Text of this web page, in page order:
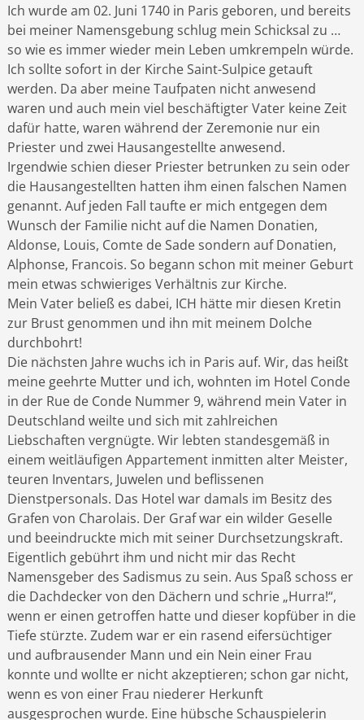
Ich wurde am 02. Juni 1740 in Paris geboren, und bereits
bei meiner Namensgebung schlug mein Schicksal zu …
so wie es immer wieder mein Leben umkrempeln würde.
Ich sollte sofort in der Kirche Saint-Sulpice getauft
werden. Da aber meine Taufpaten nicht anwesend
waren und auch mein viel beschäftigter Vater keine Zeit
dafür hatte, waren während der Zeremonie nur ein
Priester und zwei Hausangestellte anwesend.
Irgendwie schien dieser Priester betrunken zu sein oder
die Hausangestellten hatten ihm einen falschen Namen
genannt. Auf jeden Fall taufte er mich entgegen dem
Wunsch der Familie nicht auf die Namen Donatien,
Aldonse, Louis, Comte de Sade sondern auf Donatien,
Alphonse, Francois. So begann schon mit meiner Geburt
mein etwas schwieriges Verhältnis zur Kirche.
Mein Vater beließ es dabei, ICH hätte mir diesen Kretin
zur Brust genommen und ihn mit meinem Dolche
durchbohrt!
Die nächsten Jahre wuchs ich in Paris auf. Wir, das heißt
meine geehrte Mutter und ich, wohnten im Hotel Conde
in der Rue de Conde Nummer 9, während mein Vater in
Deutschland weilte und sich mit zahlreichen
Liebschaften vergnügte. Wir lebten standesgemäß in
einem weitläufigen Appartement inmitten alter Meister,
teuren Inventars, Juwelen und beflissenen
Dienstpersonals. Das Hotel war damals im Besitz des
Grafen von Charolais. Der Graf war ein wilder Geselle
und beeindruckte mich mit seiner Durchsetzungskraft.
Eigentlich gebührt ihm und nicht mir das Recht
Namensgeber des Sadismus zu sein. Aus Spaß schoss er
die Dachdecker von den Dächern und schrie „Hurra!“,
wenn er einen getroffen hatte und dieser kopfüber in die
Tiefe stürzte. Zudem war er ein rasend eifersüchtiger
und aufbrausender Mann und ein Nein einer Frau
konnte und wollte er nicht akzeptieren; schon gar nicht,
wenn es von einer Frau niederer Herkunft
ausgesprochen wurde. Eine hübsche Schauspielerin